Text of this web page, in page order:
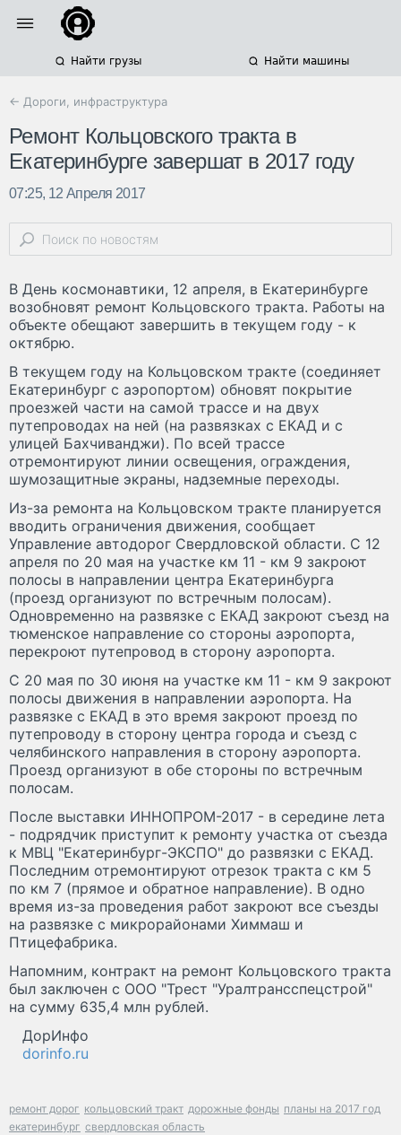
Найти грузы Найти машины
← Дороги, инфраструктура
Ремонт Кольцовского тракта в
Екатеринбурге завершат в 2017 году
07:25, 12 Апреля 2017
В День космонавтики, 12 апреля, в Екатеринбурге
возобновят ремонт Кольцовского тракта. Работы на
объекте обещают завершить в текущем году - к
октябрю.
В текущем году на Кольцовском тракте (соединяет
Екатеринбург с аэропортом) обновят покрытие
проезжей части на самой трассе и на двух
путепроводах на ней (на развязках с ЕКАД и с
улицей Бахчиванджи). По всей трассе
отремонтируют линии освещения, ограждения,
шумозащитные экраны, надземные переходы.
Из-за ремонта на Кольцовском тракте планируется
вводить ограничения движения, сообщает
Управление автодорог Свердловской области. С 12
апреля по 20 мая на участке км 11 - км 9 закроют
полосы в направлении центра Екатеринбурга
(проезд организуют по встречным полосам).
Одновременно на развязке с ЕКАД закроют съезд на
тюменское направление со стороны аэропорта,
перекроют путепровод в сторону аэропорта.
С 20 мая по 30 июня на участке км 11 - км 9 закроют
полосы движения в направлении аэропорта. На
развязке с ЕКАД в это время закроют проезд по
путепроводу в сторону центра города и съезд с
челябинского направления в сторону аэропорта.
Проезд организуют в обе стороны по встречным
полосам.
После выставки ИННОПРОМ-2017 - в середине лета
- подрядчик приступит к ремонту участка от съезда
к МВЦ "Екатеринбург-ЭКСПО" до развязки с ЕКАД.
Последним отремонтируют отрезок тракта с км 5
по км 7 (прямое и обратное направление). В одно
время из-за проведения работ закроют все съезды
на развязке с микрорайонами Химмаш и
Птицефабрика.
Напомним, контракт на ремонт Кольцовского тракта
был заключен с ООО "Трест "Уралтрансспецстрой"
на сумму 635,4 млн рублей.
ДорИнфо
dorinfo.ru
ремонт дорог кольцовский тракт дорожные фонды планы на 2017 год
екатеринбург свердловская область